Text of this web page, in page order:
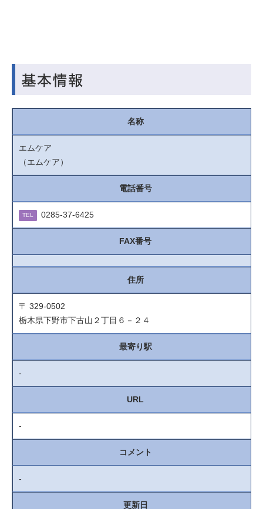
名称
エムケア
（エムケア）
電話番号
TEL 0285-37-6425
FAX番号
住所
〒 329-0502
栃木県下野市下古山２丁目６－２４
最寄り駅
-
URL
-
コメント
-
更新日